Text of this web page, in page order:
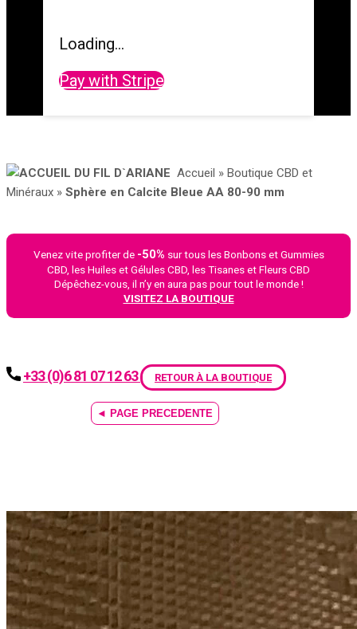
Loading...
Pay with Stripe
Accueil » Boutique CBD et
Minéraux » Sphère en Calcite Bleue AA 80-90 mm
Venez vite profiter de -50% sur tous les Bonbons et Gummies
CBD, les Huiles et Gélules CBD, les Tisanes et Fleurs CBD
Dépêchez-vous, il n’y en aura pas pour tout le monde !
VISITEZ LA BOUTIQUE
+33 (0)6 81 07 12 63 RETOUR À LA BOUTIQUE
◄ PAGE PRECEDENTE